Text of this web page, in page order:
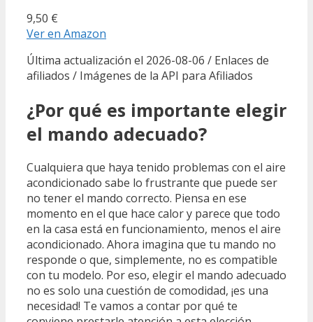
9,50 €
Ver en Amazon
Última actualización el 2026-08-06 / Enlaces de
afiliados / Imágenes de la API para Afiliados
¿Por qué es importante elegir
el mando adecuado?
Cualquiera que haya tenido problemas con el aire
acondicionado sabe lo frustrante que puede ser
no tener el mando correcto. Piensa en ese
momento en el que hace calor y parece que todo
en la casa está en funcionamiento, menos el aire
acondicionado. Ahora imagina que tu mando no
responde o que, simplemente, no es compatible
con tu modelo. Por eso, elegir el mando adecuado
no es solo una cuestión de comodidad, ¡es una
necesidad! Te vamos a contar por qué te